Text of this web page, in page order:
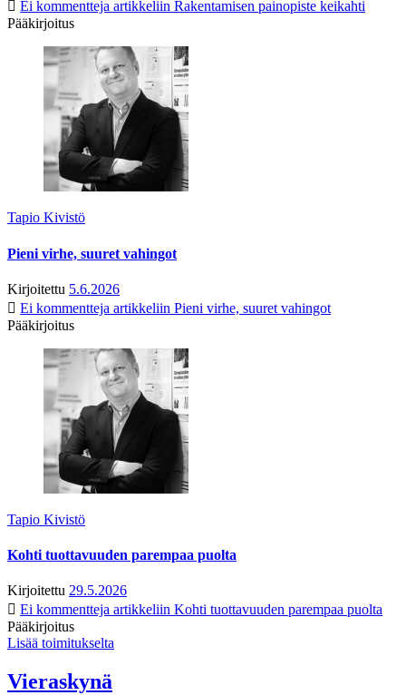
Ei kommentteja artikkeliin Rakentamisen painopiste keikahti
Pääkirjoitus
Tapio Kivistö
Pieni virhe, suuret vahingot
Kirjoitettu 5.6.2026
Ei kommentteja artikkeliin Pieni virhe, suuret vahingot
Pääkirjoitus
Tapio Kivistö
Kohti tuottavuuden parempaa puolta
Kirjoitettu 29.5.2026
Ei kommentteja artikkeliin Kohti tuottavuuden parempaa puolta
Pääkirjoitus
Lisää toimitukselta
Vieraskynä